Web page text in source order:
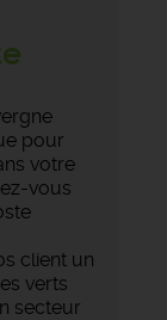
pour
votre
vous
client un
verts
secteur